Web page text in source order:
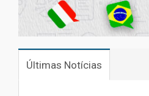
Últimas Notícias